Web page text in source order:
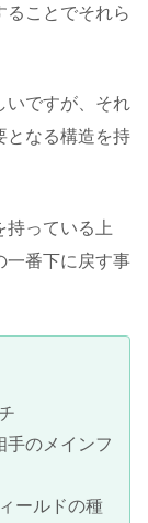
ることでそれら
いですが、それ
となる構造を持
持っている上
一番下に戻す事
手のメインフ
ールドの種